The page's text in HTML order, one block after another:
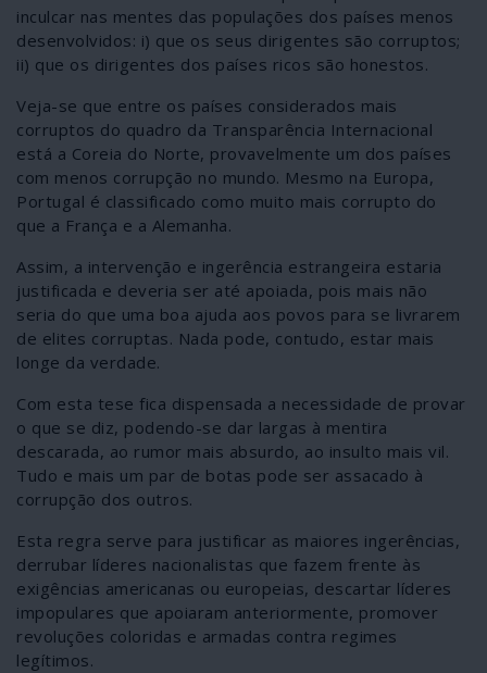
inculcar nas mentes das populações dos países menos
desenvolvidos: i) que os seus dirigentes são corruptos;
ii) que os dirigentes dos países ricos são honestos.
Veja-se que entre os países considerados mais
corruptos do quadro da Transparência Internacional
está a Coreia do Norte, provavelmente um dos países
com menos corrupção no mundo. Mesmo na Europa,
Portugal é classificado como muito mais corrupto do
que a França e a Alemanha.
Assim, a intervenção e ingerência estrangeira estaria
justificada e deveria ser até apoiada, pois mais não
seria do que uma boa ajuda aos povos para se livrarem
de elites corruptas. Nada pode, contudo, estar mais
longe da verdade.
Com esta tese fica dispensada a necessidade de provar
o que se diz, podendo-se dar largas à mentira
descarada, ao rumor mais absurdo, ao insulto mais vil.
Tudo e mais um par de botas pode ser assacado à
corrupção dos outros.
Esta regra serve para justificar as maiores ingerências,
derrubar líderes nacionalistas que fazem frente às
exigências americanas ou europeias, descartar líderes
impopulares que apoiaram anteriormente, promover
revoluções coloridas e armadas contra regimes
legítimos.